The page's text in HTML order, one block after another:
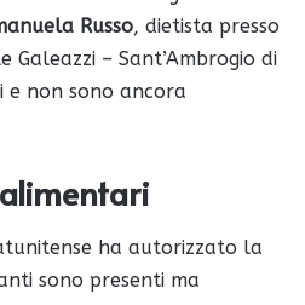
Russo, dietista presso
– Sant’Ambrogio di
e non sono ancora
ha autorizzato la
sono presenti ma